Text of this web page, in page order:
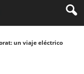
un viaje eléctrico